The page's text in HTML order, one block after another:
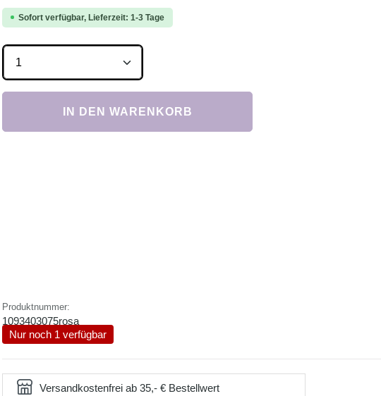
Sofort verfügbar, Lieferzeit: 1-3 Tage
Produkt Anzahl: Gib den gewünschten Wert ein
IN DEN WARENKORB
Produktnummer:
1093403075rosa
Nur noch 1 verfügbar
Versandkostenfrei ab 35,- € Bestellwert